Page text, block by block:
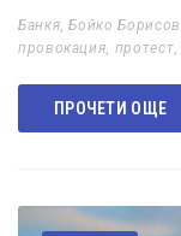
Банкя,Бойко Борисов
провокация, протест,
ПРОЧЕТИ ОЩЕ